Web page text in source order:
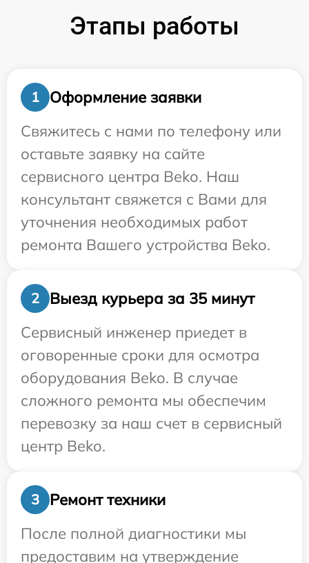
Этапы работы
1
Оформление заявки
Свяжитесь с нами по телефону или
оставьте заявку на сайте
сервисного центра Beko. Наш
консультант свяжется с Вами для
уточнения необходимых работ
ремонта Вашего устройства Beko.
2
Выезд курьера за 35 минут
Сервисный инженер приедет в
оговоренные сроки для осмотра
оборудования Beko. В случае
сложного ремонта мы обеспечим
перевозку за наш счет в сервисный
центр Beko.
3
Ремонт техники
После полной диагностики мы
предоставим на утверждение